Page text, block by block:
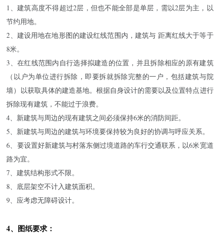
1、建筑高度不得超过2层，但也不能全部是单层，需以2层为主，以
节约用地。
2、建设用地在地形图的建设红线范围内，建筑与 距离红线大于等于
8米。
3、在红线范围内自行选择拟建造的位置，并且拆除相应的原有建筑
（以户为单位进行拆除，即要拆就拆除完整的一户，包括建筑与院
墙）以获取具体的建造基地。根据自身设计的需要以及位置特点进行
拆除现有建筑，不能过于浪费。
4、新建筑与周边的现有建筑之间必须保持6米的消防间距。
5、新建筑与周边的建筑与环境要保持较为良好的协调与呼应关系。
6、要设置好新建筑与村落东侧过境道路的车行交通联系，以6米宽道
路为宜。
7、建筑结构形式不限。
8、底层架空不计入建筑面积。
9、应考虑无障碍设计。
4、图纸要求：